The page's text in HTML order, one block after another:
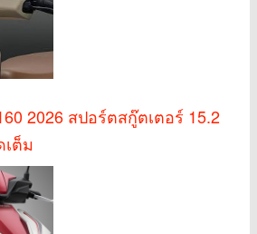
2026 สปอร์ตสกู๊ตเตอร์ 15.2
ต็ม